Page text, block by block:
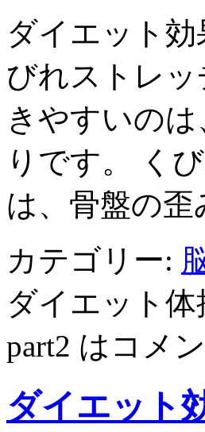
ダイエット
びれストレッ
きやすいの
りです。 く
は、骨盤の
カテゴリー:
ダイエット
part2 は コメ
ダイエット